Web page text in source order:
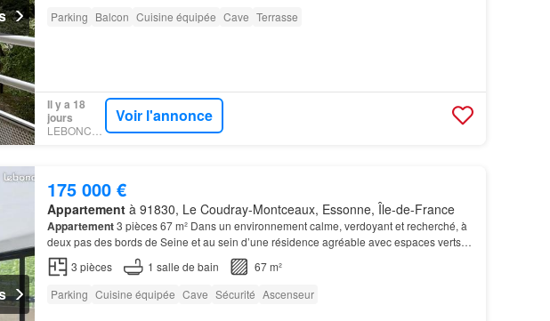
Parking Balcon Cuisine équipée Cave Terrasse
Il y a 18
jours
Voir l'annonce
175 000 €
Appartementà 91830, Le Coudray-Montceaux, Essonne, Île-de-France
Appartement3 pièces 67 m² Dans un environnement calme, verdoyant et recherché, à
deux pas des bords de Seine et au sein d’une résidence agréable avec espaces verts,
découvrez ce bel
appartement de 67 m² offrant confort et po…
3 pièces 1 salle de bain
67 m²
Parking Cuisine équipée Cave Sécurité Ascenseur